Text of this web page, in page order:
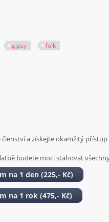
gipsy folk
a získejteokamžitý přístup
budete moci stahovat
na 1 den (225,- Kč)
na 1 rok (475,- Kč)